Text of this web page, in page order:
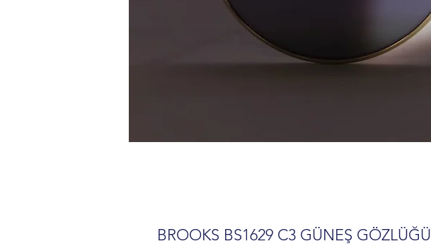
BROOKS BS1629 C3 GÜNEŞ GÖZLÜĞÜ